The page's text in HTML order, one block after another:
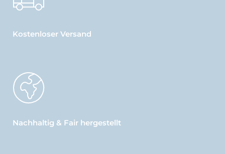
Kostenloser Versand
Nachhaltig & Fair hergestellt